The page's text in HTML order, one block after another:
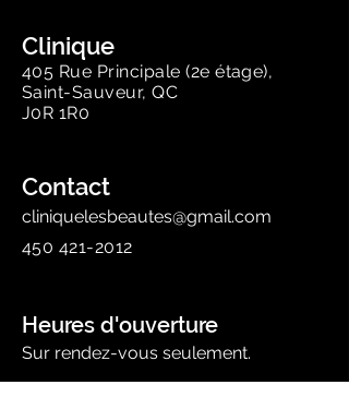
Clinique
405 Rue Principale (2e étage),
Saint-Sauveur, QC
J0R 1R0
Contact
cliniquelesbeautes@gmail.com
450 421-2012
Heures d'ouverture
Sur rendez-vous seulement.